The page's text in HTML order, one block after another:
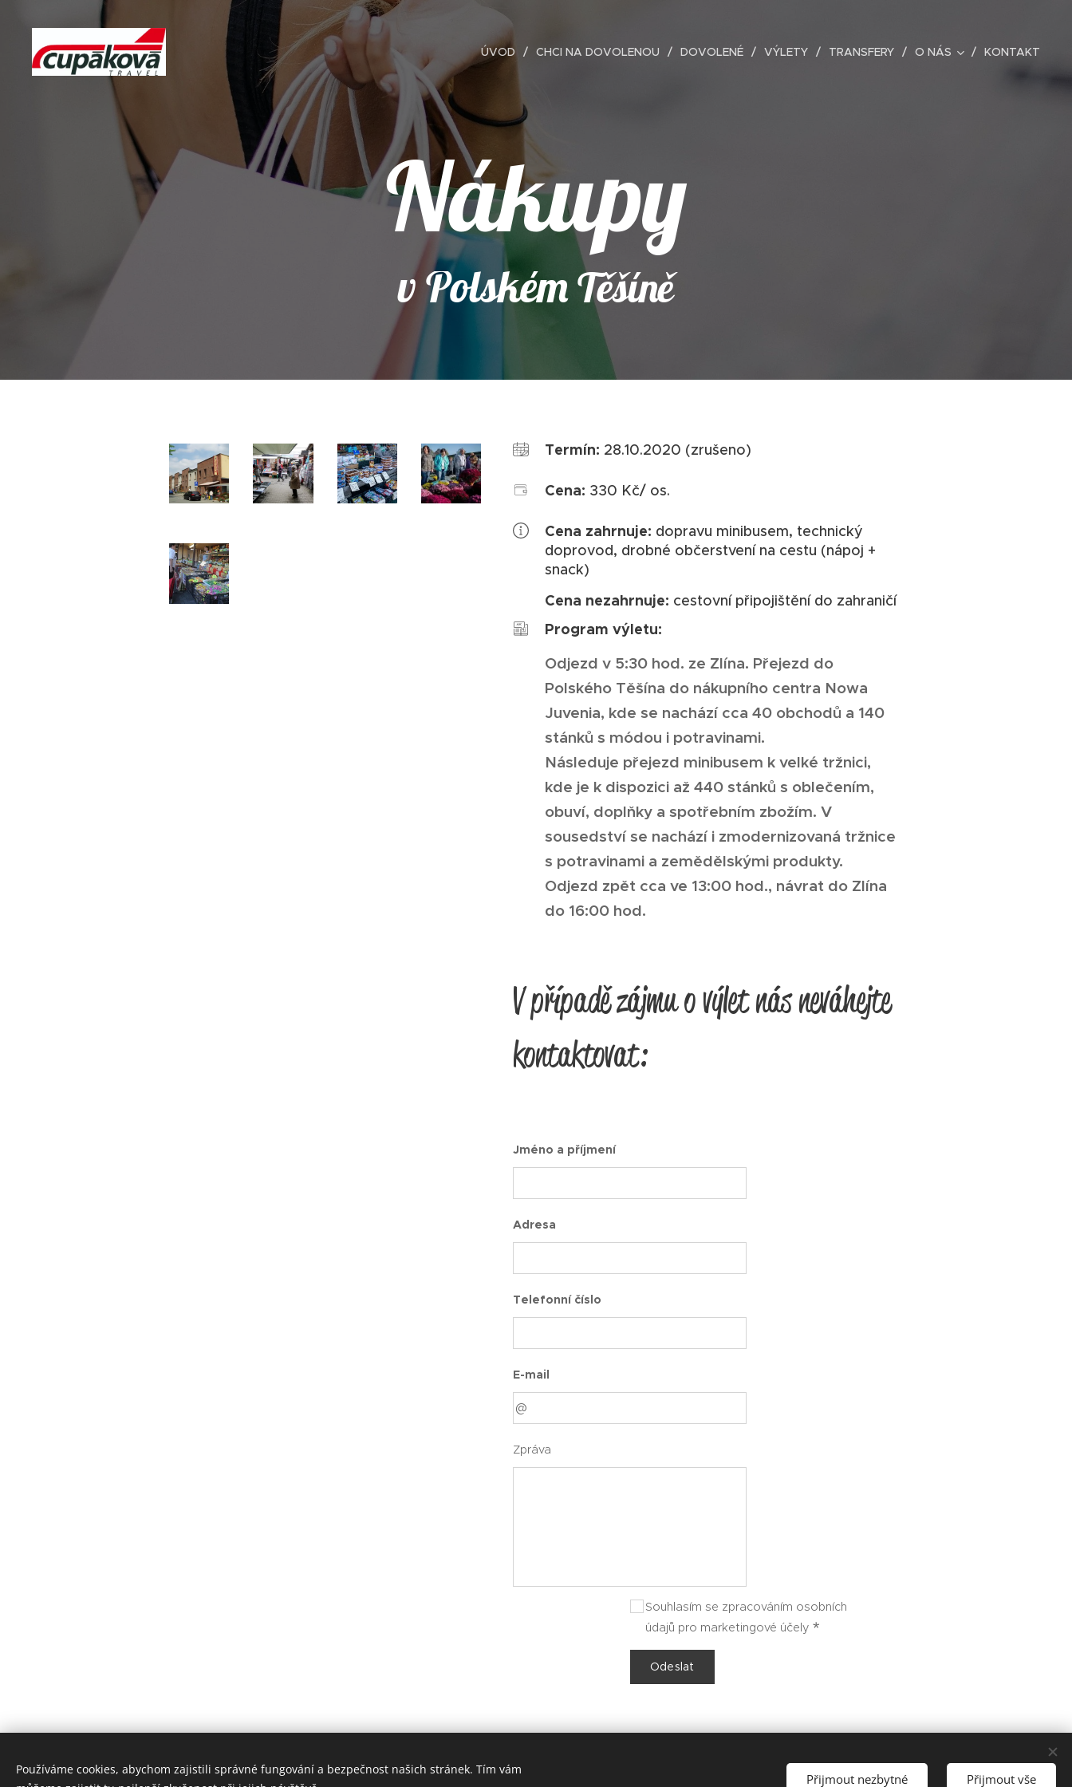
ÚVOD CHCI NA DOVOLENOU DOVOLENÉ VÝLETY TRANSFERY O NÁS KONTAKT
Nákupy
v PolskémTěšíně
Termín: 28.10.2020 (zrušeno)
Cena: 330 Kč/ os.
Cena zahrnuje: dopravu minibusem, technický
doprovod, drobné občerstvení na cestu (nápoj +
snack)
Cena nezahrnuje: cestovní připojištění do zahraničí
Program výletu:
Odjezd v 5:30 hod. ze Zlína. Přejezd do
Polského Těšína do nákupního centra Nowa
Juvenia, kde se nachází cca 40 obchodů a 140
stánků s módou i potravinami.
Následuje přejezd minibusem k velké tržnici,
kde je k dispozici až 440 stánků s oblečením,
obuví, doplňky a spotřebním zbožím. V
sousedství se nachází i zmodernizovaná tržnice
s potravinami a zemědělskými produkty.
Odjezd zpět cca ve 13:00 hod., návrat do Zlína
do 16:00 hod.
V případě zájmu o výlet nás neváhejte
kontaktovat:
Jméno a příjmení
Adresa
Telefonní číslo
E-mail
Zpráva
Souhlasím se zpracováním osobních
údajů pro marketingové účely
Odeslat
Používáme cookies, abychom zajistili správné fungování a bezpečnost našich stránek. Tím vám
Přijmout nezbytné Přijmout vše